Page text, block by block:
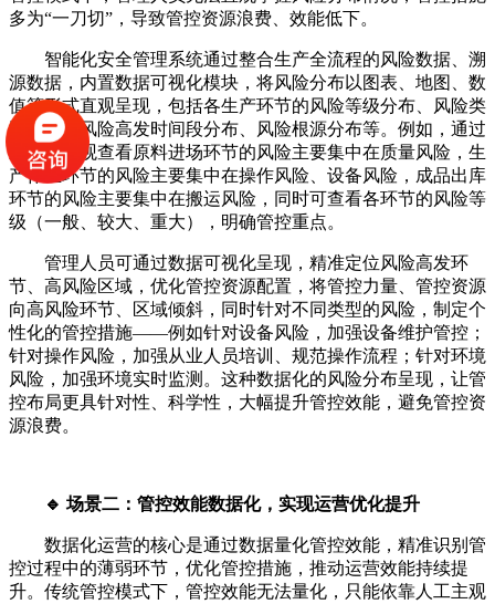
多为“一刀切”，导致管控资源浪费、效能低下。
智能化安全管理系统通过整合生产全流程的风险数据、溯
源数据，内置数据可视化模块，将风险分布以图表、地图、数
值等形式直观呈现，包括各生产环节的风险等级分布、风险类
型分布、风险高发时间段分布、风险根源分布等。例如，通过
系统可直观查看原料进场环节的风险主要集中在质量风险，生
产作业环节的风险主要集中在操作风险、设备风险，成品出库
环节的风险主要集中在搬运风险，同时可查看各环节的风险等
级（一般、较大、重大），明确管控重点。
管理人员可通过数据可视化呈现，精准定位风险高发环
节、高风险区域，优化管控资源配置，将管控力量、管控资源
向高风险环节、区域倾斜，同时针对不同类型的风险，制定个
性化的管控措施——例如针对设备风险，加强设备维护管控；
针对操作风险，加强从业人员培训、规范操作流程；针对环境
风险，加强环境实时监测。这种数据化的风险分布呈现，让管
控布局更具针对性、科学性，大幅提升管控效能，避免管控资
源浪费。
🔹 场景二：管控效能数据化，实现运营优化提升
数据化运营的核心是通过数据量化管控效能，精准识别管
控过程中的薄弱环节，优化管控措施，推动运营效能持续提
升。传统管控模式下，管控效能无法量化，只能依靠人工主观